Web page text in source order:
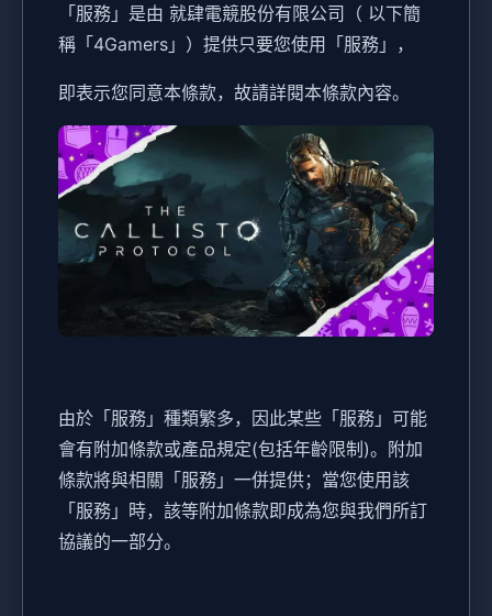
「服務」是由 就肆電競股份有限公司（ 以下簡
稱「4Gamers」）提供只要您使用「服務」，
即表示您同意本條款，故請詳閱本條款內容。
由於「服務」種類繁多，因此某些「服務」可能
會有附加條款或產品規定(包括年齡限制)。附加
條款將與相關「服務」一併提供；當您使用該
「服務」時，該等附加條款即成為您與我們所訂
協議的一部分。